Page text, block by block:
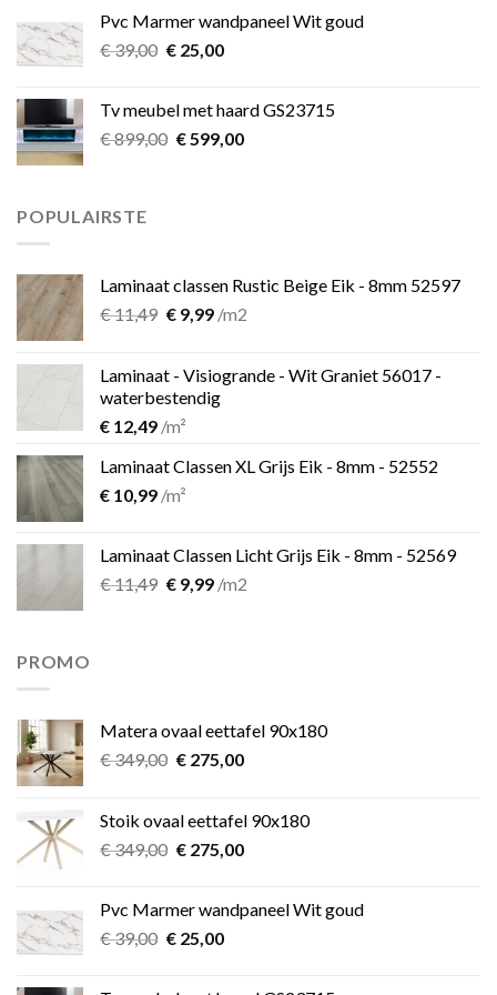
€ 349,00.€ 275,00.
Pvc Marmer wandpaneel Wit goud
€39,00 Oorspronkelijke
€ 39,00.
€25,00Huidige
€ 25,00.
Tv meubel met haard GS23715
€899,00 Oorspronkelijke
€599,00Huidige
POPULAIRSTE
Laminaat classen Rustic Beige Eik - 8mm 52597
€11,49 Oorspronkelijke
€ 11,49.
€9,99Huidige
€ 9,99.
/m2
Laminaat - Visiogrande - Wit Graniet 56017 -
waterbestendig
€ 12,49 /m²
Laminaat Classen XL Grijs Eik - 8mm - 52552
€ 10,99 /m²
Laminaat Classen Licht Grijs Eik - 8mm - 52569
€11,49 Oorspronkelijke
€9,99Huidige
/m2
PROMO
Matera ovaal eettafel 90x180
€349,00 Oorspronkelijke
€ 349,00.
€275,00Huidige
€ 275,00.
Stoik ovaal eettafel 90x180
€349,00 Oorspronkelijke
€ 349,00.
€275,00Huidige
€ 275,00.
Pvc Marmer wandpaneel Wit goud
€39,00 Oorspronkelijke
€25,00Huidige